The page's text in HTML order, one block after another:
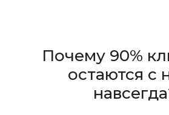
Почему 90%
остаются с